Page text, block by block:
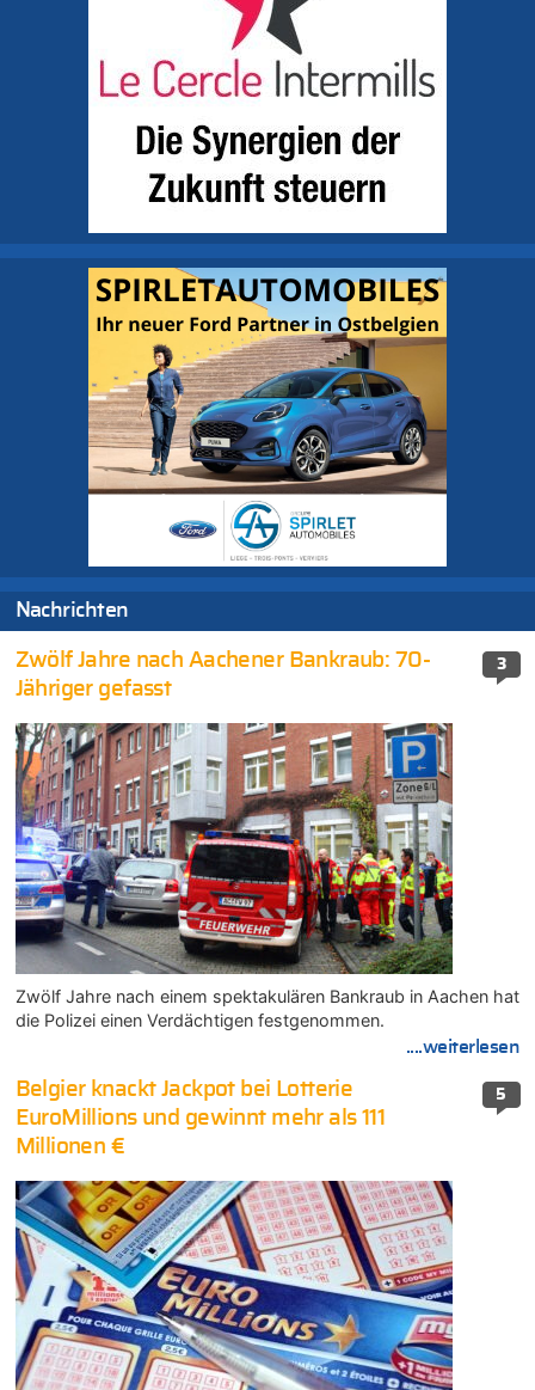
Nachrichten
3
Zwölf Jahre nach Aachener Bankraub: 70-
Jähriger gefasst
Zwölf Jahre nach einem spektakulären Bankraub in Aachen hat
die Polizei einen Verdächtigen festgenommen.
....weiterlesen
5
Belgier knackt Jackpot bei Lotterie
EuroMillions und gewinnt mehr als 111
Millionen €